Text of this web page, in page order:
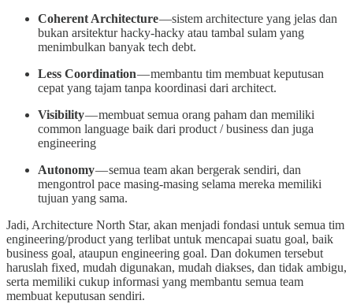
Coherent Architecture—sistem architecture yang jelas dan
bukan arsitektur hacky-hacky atau tambal sulam yang
menimbulkan banyak tech debt.
Less Coordination— membantu tim membuat keputusan
cepat yang tajam tanpa koordinasi dari architect.
Visibility— membuat semua orang paham dan memiliki
common language baik dari product / business dan juga
engineering
Autonomy— semua team akan bergerak sendiri, dan
mengontrol pace masing-masing selama mereka memiliki
tujuan yang sama.
Jadi, Architecture North Star, akan menjadi fondasi untuk semua tim
engineering/product yang terlibat untuk mencapai suatu goal, baik
business goal, ataupun engineering goal. Dan dokumen tersebut
haruslah fixed, mudah digunakan, mudah diakses, dan tidak ambigu,
serta memiliki cukup informasi yang membantu semua team
membuat keputusan sendiri.